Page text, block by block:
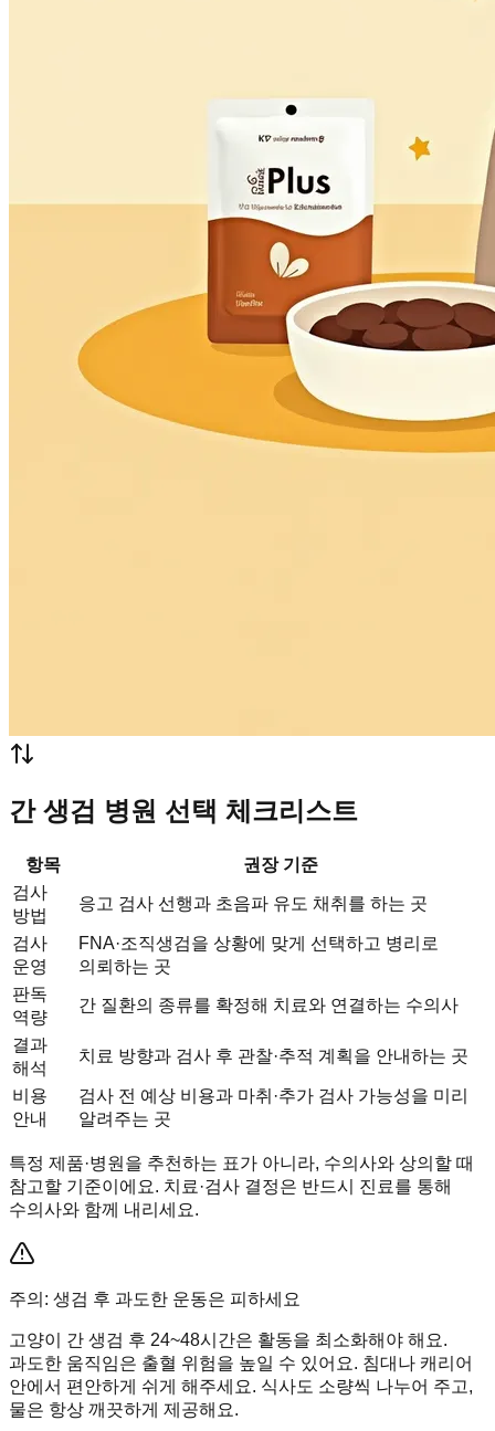
간 생검 병원 선택 체크리스트
항목
권장 기준
검사
방법
응고 검사 선행과 초음파 유도 채취를 하는 곳
검사
운영
FNA·조직생검을 상황에 맞게 선택하고 병리로
의뢰하는 곳
판독
역량
간 질환의 종류를 확정해 치료와 연결하는 수의사
결과
해석
치료 방향과 검사 후 관찰·추적 계획을 안내하는 곳
비용
안내
검사 전 예상 비용과 마취·추가 검사 가능성을 미리
알려주는 곳
특정 제품·병원을 추천하는 표가 아니라, 수의사와 상의할 때
참고할 기준이에요. 치료·검사 결정은 반드시 진료를 통해
수의사와 함께 내리세요.
주의: 생검 후 과도한 운동은 피하세요
고양이 간 생검 후 24~48시간은 활동을 최소화해야 해요.
과도한 움직임은 출혈 위험을 높일 수 있어요. 침대나 캐리어
안에서 편안하게 쉬게 해주세요. 식사도 소량씩 나누어 주고,
물은 항상 깨끗하게 제공해요.